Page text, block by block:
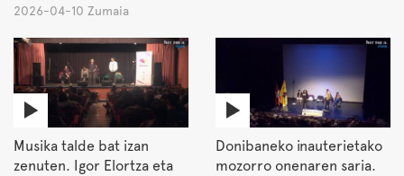
2026-04-10 Zumaia
Musika talde bat izan
zenuten. Igor Elortza eta
Donibaneko inauterietako
mozorro onenaren saria.